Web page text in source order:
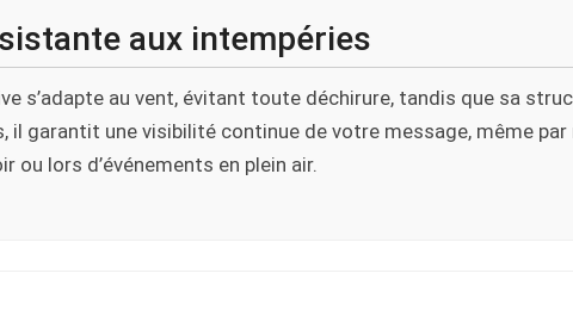
aux intempéries
s’adapte au vent, évitant toute déchirure, tandis que sa
garantit une visibilité continue de votre message, même
ou lors d’événements en plein air.